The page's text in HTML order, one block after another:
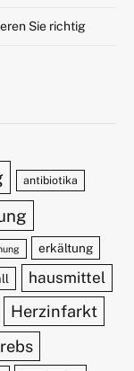
Sie richtig
antibiotika
erkältung
hausmittel
Herzinfarkt